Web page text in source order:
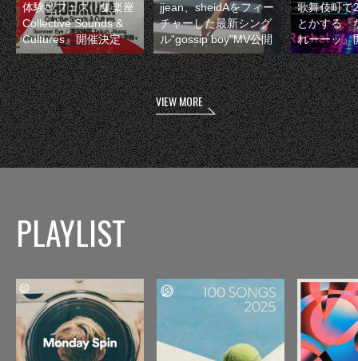
体験型フェス『集楽座
Collective Sounds &
Cultures』開催決定
jjean、sheidAをフィー
チャーした最新シング
ル“gossip boy”MV公開
歌舞伎町で
とかする『
れーーッ』
VIEW MORE
PLAYLIST